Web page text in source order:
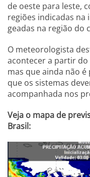
de oeste para leste,
regiões indicadas
geadas na região do
O meteorologista
acontecer a partir do
mas que ainda não
que os sistemas
acompanhada nos
Veja o mapa de
Brasil: